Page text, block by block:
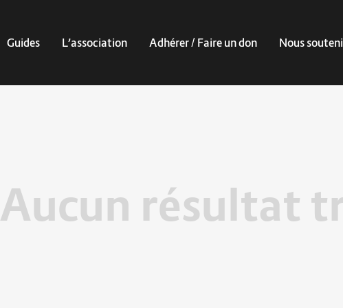
Guides L’association Adhérer / Faire un don Nous
Aucun résultat